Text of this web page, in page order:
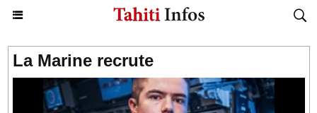
La Marine recrute